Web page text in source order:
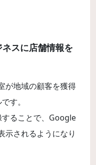
スに店舗情報を
が地域の顧客を獲得
す。
ることで、Google
示されるようになり